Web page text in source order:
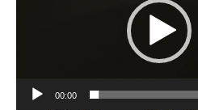
00:00